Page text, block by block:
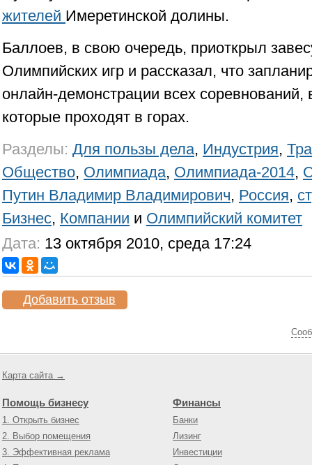
жителей Имеретинской долины.
Баллоев, в свою очередь, приоткрыл
Олимпийских игр и рассказал, что
онлайн-демонстрации всех соревнований,
которые проходят в горах.
Разделы: Для пользы дела, Индустрия,
Общество, Олимпиада, Олимпиада-2014,
Путин Владимир Владимирович, Россия,
Бизнес, Компании и Олимпийский комитет
Дата: 13 октября 2010, среда 17:24
Добавить отзыв
Карта сайта →
Помощь бизнесу
1. Открыть бизнес
2. Выбор помещения
3. Эффективная реклама
Финансы
Банки
Лизинг
Инвестиции